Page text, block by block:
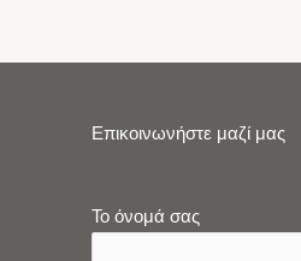
Επικοινωνήστε μαζί μας
Το όνομά σας